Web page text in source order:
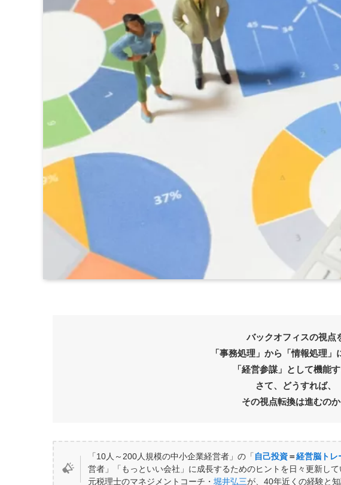
バックオフィスの視点
「事務処理」から「情報処理」
「経営参謀」として機能す
さて、どうすれば、
その視点転換は進むのか
「10人～200人規模の中小企業経営者」の「 自己投資 ＝経営脳トレ
営者」「もっといい会社」に成長するためのヒントを日々更新して
元税理士のマネジメントコーチ・堀井弘三が、40年近くの経験と